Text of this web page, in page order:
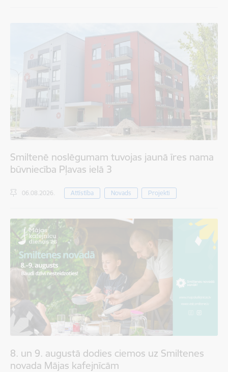
Smiltenē noslēgumam tuvojas jaunā īres nama
būvniecība Pļavas ielā 3
06.08.2026. Attīstība Novads Projekti
8. un 9. augustā dodies ciemos uz Smiltenes
novada Mājas kafejnīcām